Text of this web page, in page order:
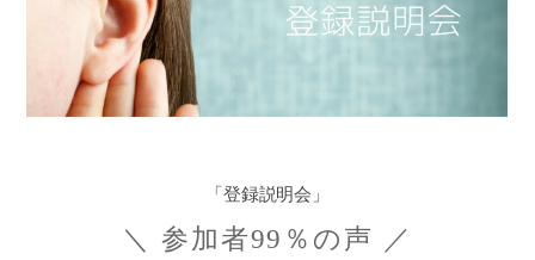
「登録説明会」
＼ 参加者99％の声 ／